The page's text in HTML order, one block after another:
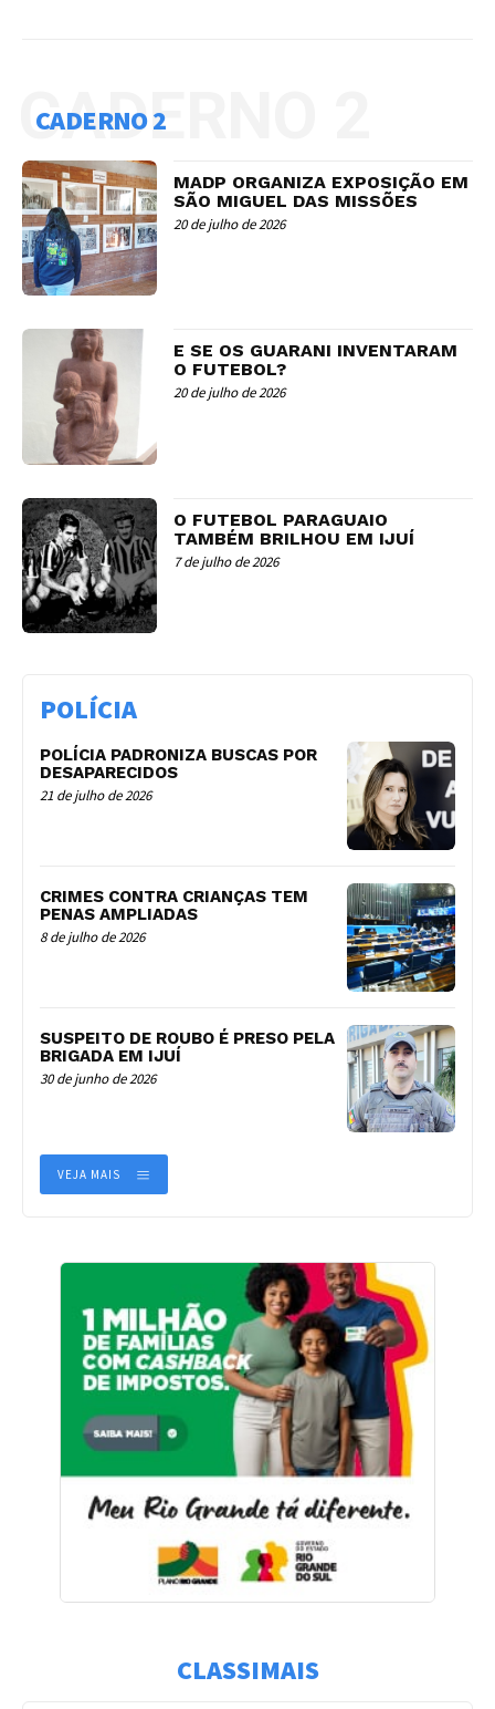
CADERNO 2
CADERNO 2
MADP ORGANIZA EXPOSIÇÃO EM
SÃO MIGUEL DAS MISSÕES
20 de julho de 2026
E SE OS GUARANI INVENTARAM
O FUTEBOL?
20 de julho de 2026
O FUTEBOL PARAGUAIO
TAMBÉM BRILHOU EM IJUÍ
7 de julho de 2026
POLÍCIA
POLÍCIA PADRONIZA BUSCAS POR
DESAPARECIDOS
21 de julho de 2026
CRIMES CONTRA CRIANÇAS TEM
PENAS AMPLIADAS
8 de julho de 2026
SUSPEITO DE ROUBO É PRESO PELA
BRIGADA EM IJUÍ
30 de junho de 2026
VEJA MAIS
CLASSIMAIS